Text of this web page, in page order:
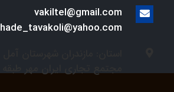
vakiltel@gmail.com
hade_tavakoli@yahoo.com